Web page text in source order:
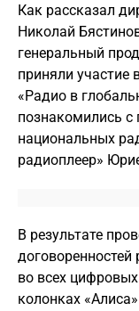
Как рассказал
Николай
генеральный
приняли участие
«Радио в
познакомились с
национальных
радиоплеер»
В результате
договоренностей
во всех
колонках